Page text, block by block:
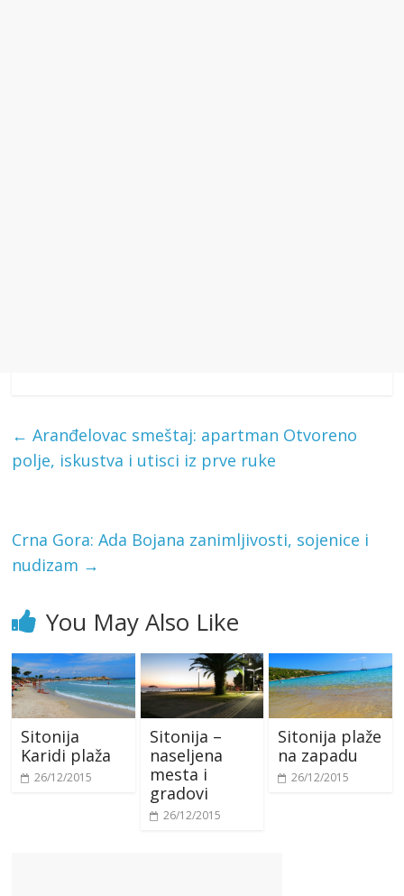
← Aranđelovac smeštaj: apartman Otvoreno
polje, iskustva i utisci iz prve ruke
Crna Gora: Ada Bojana zanimljivosti, sojenice i
nudizam →
You May Also Like
Sitonija
Karidi plaža
26/12/2015
Sitonija –
naseljena
mesta i
gradovi
26/12/2015
Sitonija plaže
na zapadu
26/12/2015